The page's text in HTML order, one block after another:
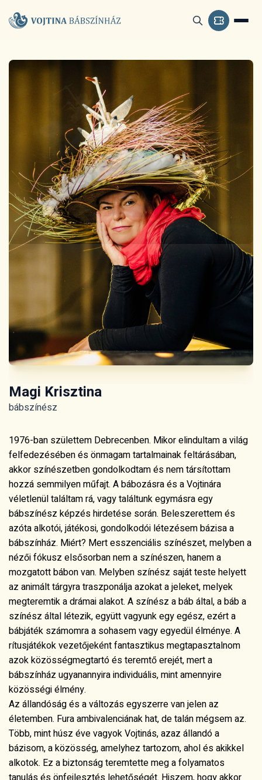
Magi Krisztina
1976-ban születtem Debrecenben. Mikor elindultam a világ
felfedezésében és önmagam tartalmainak feltárásában,
akkor színészetben gondolkodtam és nem társítottam
hozzá semmilyen műfajt. A bábozásra és a Vojtinára
bábszínész képzés hirdetése során. Beleszerettem és
azóta alkotói, játékosi, gondolkodói létezésem bázisa a
nézői fókusz elsősorban nem a színészen, hanem a
mozgatott bábon van. Melyben színész saját teste helyett
az animált tárgyra traszponálja azokat a jeleket, melyek
megteremtik a drámai alakot. A színész a báb által, a báb a
színész által létezik, együtt vagyunk egy egész, ezért a
bábjáték számomra a sohasem vagy egyedül élménye. A
rítusjátékok vezetőjeként fantasztikus megtapasztalnom
azok közösségmegtartó és teremtő erejét, mert a
bábszínház ugyanannyira individuális, mint amennyire
közösségi élmény.
Az állandóság és a változás egyszerre van jelen az
életemben. Fura ambivalenciának hat, de talán mégsem az.
Több, mint húsz éve vagyok Vojtinás, azaz állandó a
bázisom, a közösség, amelyhez tartozom, ahol és akikkel
alkotok. Ez a biztonság teremtette meg a folyamatos
tanulás és önfejlesztés lehetőségét. Hiszem, hogy akkor
tudok fejlődést elérni, ha én magam is változok, ha
törekszem kitolni a dobozom falát, amiben üldögélek, vagy
kilépni belőle és új dimenzióba emelve önmagam segíteni a
környezetemet. Így az iskolák, képzések mellett immár tíz
éve önkétes cimbora vagyok a Bátor Tábor Alapítványnál,
ahol krónikusan beteg gyerekek élményterápiás
táboroztatását segítem.